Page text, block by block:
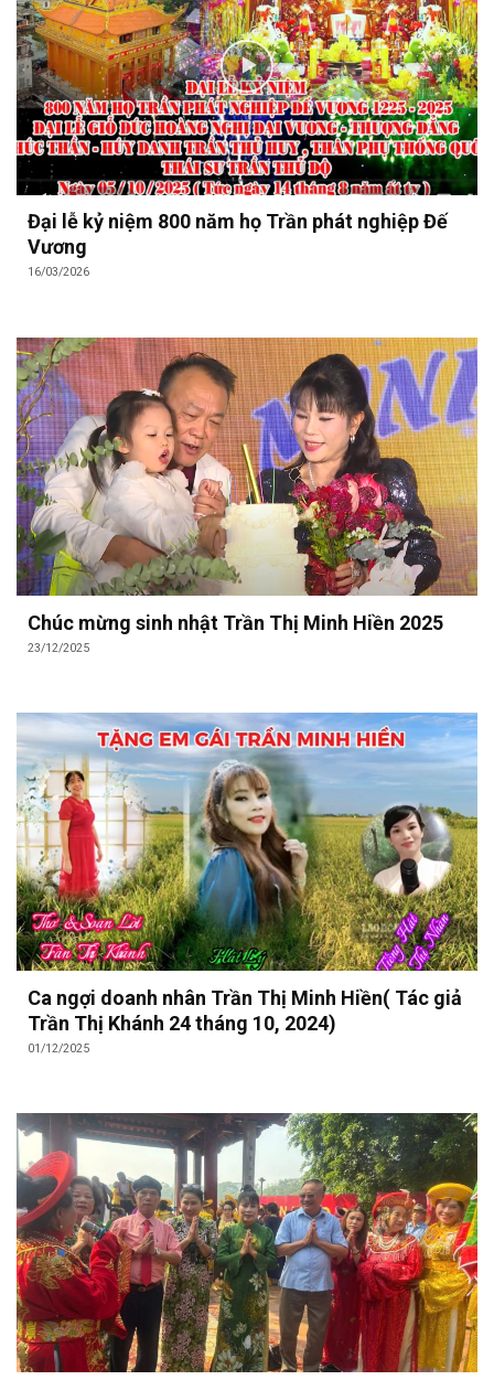
Đại lễ kỷ niệm 800 năm họ Trần phát nghiệp Đế
Vương
16/03/2026
Chúc mừng sinh nhật Trần Thị Minh Hiền 2025
23/12/2025
Ca ngợi doanh nhân Trần Thị Minh Hiền( Tác giả
Trần Thị Khánh 24 tháng 10, 2024)
01/12/2025